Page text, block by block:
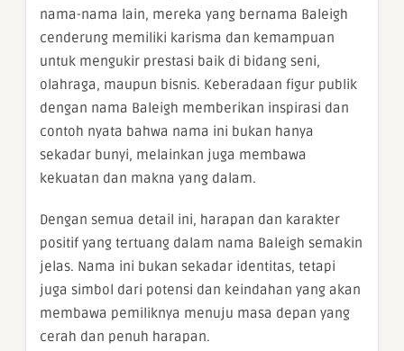
nama-nama lain, mereka yang bernama Baleigh
cenderung memiliki karisma dan kemampuan
untuk mengukir prestasi baik di bidang seni,
olahraga, maupun bisnis. Keberadaan figur publik
dengan nama Baleigh memberikan inspirasi dan
contoh nyata bahwa nama ini bukan hanya
sekadar bunyi, melainkan juga membawa
kekuatan dan makna yang dalam.
Dengan semua detail ini, harapan dan karakter
positif yang tertuang dalam nama Baleigh semakin
jelas. Nama ini bukan sekadar identitas, tetapi
juga simbol dari potensi dan keindahan yang akan
membawa pemiliknya menuju masa depan yang
cerah dan penuh harapan.